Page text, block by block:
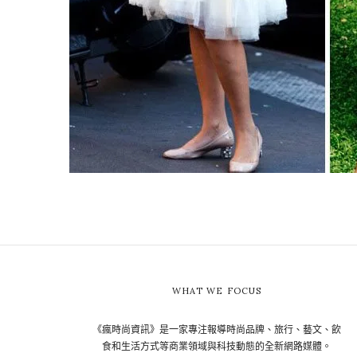
WHAT WE FOCUS
《瘋時尚資訊》是一家專注報導時尚品牌、旅行、藝文、飲
食和生活方式等商業領域與科技動態的全新網路媒體。